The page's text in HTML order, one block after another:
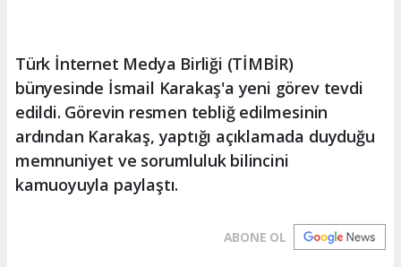
Türk İnternet Medya Birliği (TİMBİR)
bünyesinde İsmail Karakaş'a yeni görev tevdi
edildi. Görevin resmen tebliğ edilmesinin
ardından Karakaş, yaptığı açıklamada duyduğu
memnuniyet ve sorumluluk bilincini
kamuoyuyla paylaştı.
ABONE OL